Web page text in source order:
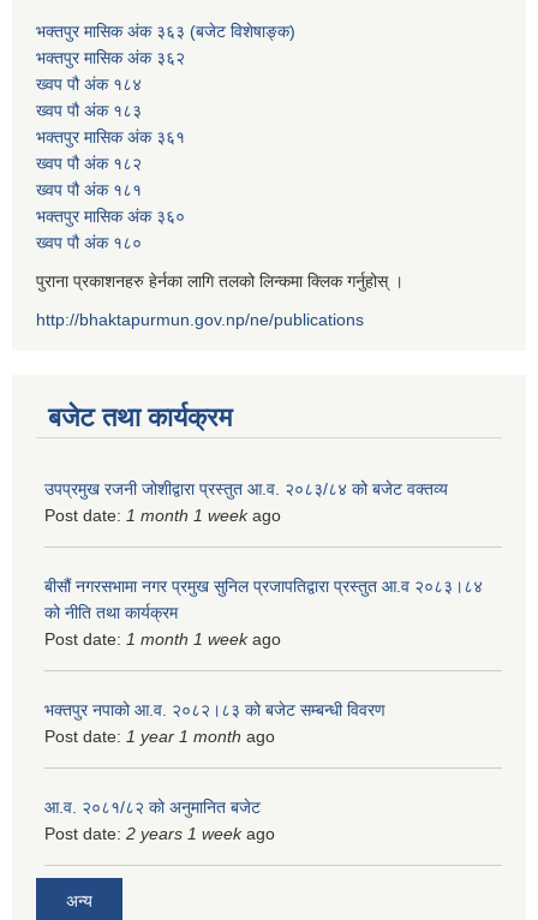
भक्तपुर मासिक अंक ३६३ (बजेट विशेषाङ्क)
भक्तपुर मासिक अंक ३६२
ख्वप पौ अंक १८४
ख्वप पौ अंक १८३
भक्तपुर मासिक अंक ३६१
ख्वप पौ अंक १८२
ख्वप पौ अंक १८१
भक्तपुर मासिक अंक ३६०
ख्वप पौ अंक १८०
पुराना प्रकाशनहरु हेर्नका लागि तलको लिन्कमा क्लिक गर्नुहोस् ।
http://bhaktapurmun.gov.np/ne/publications
बजेट तथा कार्यक्रम
उपप्रमुख रजनी जोशीद्वारा प्रस्तुत आ.व. २०८३/८४ को बजेट वक्तव्य
Post date: 1 month 1 weekago
बीसौं नगरसभामा नगर प्रमुख सुनिल प्रजापतिद्वारा प्रस्तुत आ.व‍ २०८३।८४
को नीति तथा कार्यक्रम
Post date: 1 month 1 weekago
भक्तपुर नपाको आ.व. २०८२।८३ को बजेट सम्बन्धी विवरण
Post date: 1 year 1 month ago
आ.व. २०८१/८२ को अनुमानित बजेट
Post date: 2 years 1 weekago
अन्य